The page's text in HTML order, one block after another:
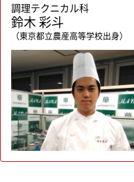
調理テクニカル科
鈴木 彩斗
（東京都立農産高等学校出身）